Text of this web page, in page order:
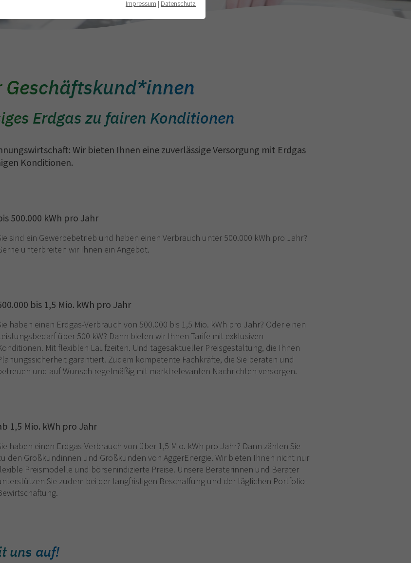
Geschäftskund*innen
Erdgas zu fairen Konditionen
Wir bieten Ihnen eine zuverlässige Versorgung mit Erdgas
Konditionen.
500.000 kWh pro Jahr
sind ein Gewerbebetrieb und haben einen Verbrauch unter 500.000 kWh pro Jahr?
unterbreiten wir Ihnen ein Angebot.
bis 1,5 Mio. kWh pro Jahr
haben einen Erdgas-Verbrauch von 500.000 bis 1,5 Mio. kWh pro Jahr? Oder einen
über 500 kW? Dann bieten wir Ihnen Tarife mit exklusiven
Mit flexiblen Laufzeiten. Und tagesaktueller Preisgestaltung, die Ihnen
garantiert. Zudem kompetente Fachkräfte, die Sie beraten und
und auf Wunsch regelmäßig mit marktrelevanten Nachrichten versorgen.
1,5 Mio. kWh pro Jahr
haben einen Erdgas-Verbrauch von über 1,5 Mio. kWh pro Jahr? Dann zählen Sie
den Großkundinnen und Großkunden von AggerEnergie. Wir bieten Ihnen nicht nur
Preismodelle und börsenindizierte Preise. Unsere Beraterinnen und Berater
Sie zudem bei der langfristigen Beschaffung und der täglichen Portfolio-
uns auf!
Impressum | Datenschutz